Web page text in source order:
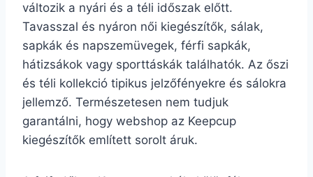
változik a nyári és a téli időszak előtt.
Tavasszal és nyáron női kiegészítők, sálak,
sapkák és napszemüvegek, férfi sapkák,
hátizsákok vagy sporttáskák találhatók. Az őszi
és téli kollekció tipikus jelzőfényekre és sálokra
jellemző. Természetesen nem tudjuk
garantálni, hogy webshop az Keepcup
kiegészítők említett sorolt áruk.